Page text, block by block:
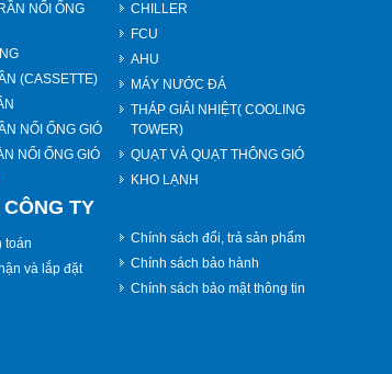
NỐI ỐNG
(CASSETTE)
NỐI ỐNG GIÓ
NỐI ỐNG GIÓ
CHILLER
FCU
AHU
MÁY NƯỚC ĐÁ
THÁP GIẢI NHIỆT( COOLING
TOWER)
QUẠT VÀ QUẠT THÔNG GIÓ
KHO LẠNH
TY
toán
và lắp đặt
Chính sách đổi, trả sản phẩm
Chính sách bảo hành
Chính sách bảo mật thông tin